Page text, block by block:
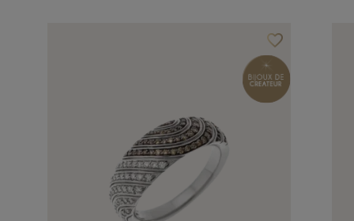
favorite_borderAjouter à vos